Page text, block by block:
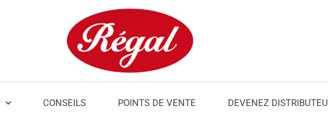
CONSEILS POINTS DE VENTE DEVENEZ